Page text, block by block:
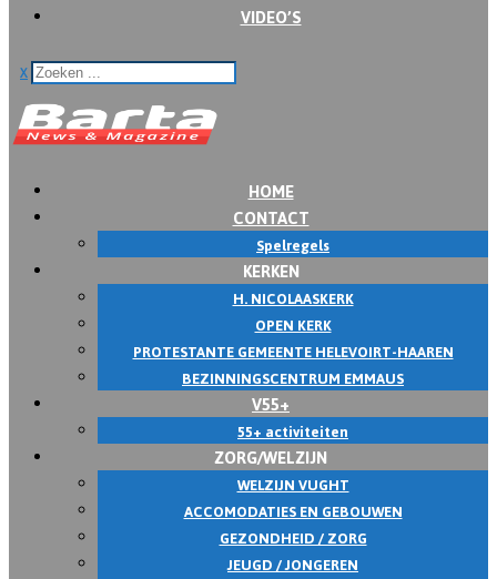
VIDEO’S
x
HOME
CONTACT
Spelregels
KERKEN
H. NICOLAASKERK
OPEN KERK
PROTESTANTE GEMEENTE HELEVOIRT-HAAREN
BEZINNINGSCENTRUM EMMAUS
V55+
55+ activiteiten
ZORG/WELZIJN
WELZIJN VUGHT
ACCOMODATIES EN GEBOUWEN
GEZONDHEID / ZORG
JEUGD / JONGEREN